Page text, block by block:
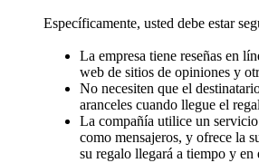
Específicamente, usted debe estar
La empresa tiene reseñas en
web de sitios de opiniones y
No necesiten que el
aranceles cuando llegue el
La compañía utilice un
como mensajeros, y ofrece la
su regalo llegará a tiempo y en